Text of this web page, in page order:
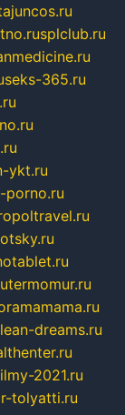
splclub.ru
seks-365.ru
ykt.ru
porno.ru
termomur.ru
dreams.ru
2021.ru
tolyatti.ru